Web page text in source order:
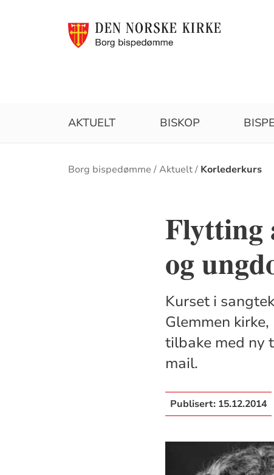
AKTUELT BISKOP
Brødsmulesti
Borg bispedømme Aktuelt Korlederkurs
Flytting
og
Kurset i
Glemmen
tilbake med ny
mail.
Publisert: 15.12.2014